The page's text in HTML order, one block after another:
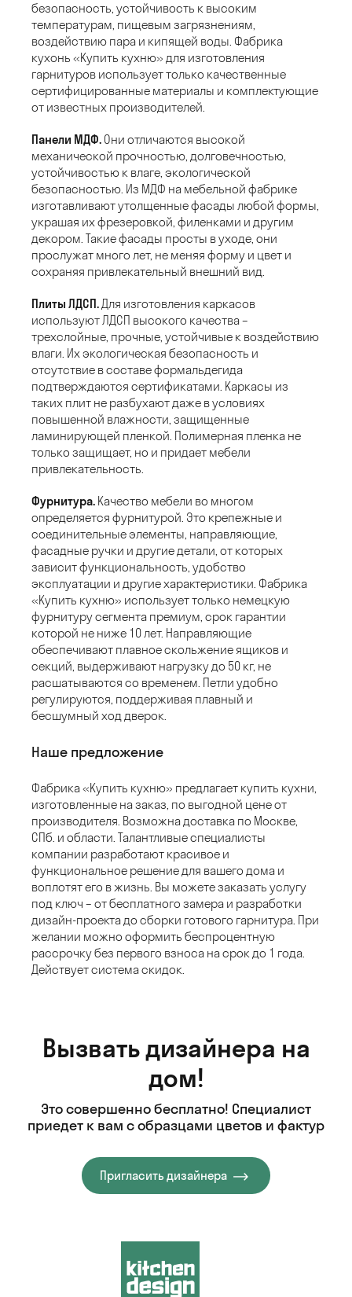
безопасность, устойчивость к высоким
температурам, пищевым загрязнениям,
воздействию пара и кипящей воды. Фабрика
кухонь «Купить кухню» для изготовления
гарнитуров использует только качественные
сертифицированные материалы и комплектующие
от известных производителей.
Панели МДФ. Они отличаются высокой
механической прочностью, долговечностью,
устойчивостью к влаге, экологической
безопасностью. Из МДФ на мебельной фабрике
изготавливают утолщенные фасады любой формы,
украшая их фрезеровкой, филенками и другим
декором. Такие фасады просты в уходе, они
прослужат много лет, не меняя форму и цвет и
сохраняя привлекательный внешний вид.
Плиты ЛДСП.Для изготовления каркасов
используют ЛДСП высокого качества –
трехслойные, прочные, устойчивые к воздействию
влаги. Их экологическая безопасность и
отсутствие в составе формальдегида
подтверждаются сертификатами. Каркасы из
таких плит не разбухают даже в условиях
повышенной влажности, защищенные
ламинирующей пленкой. Полимерная пленка не
только защищает, но и придает мебели
привлекательность.
Фурнитура. Качество мебели во многом
определяется фурнитурой. Это крепежные и
соединительные элементы, направляющие,
фасадные ручки и другие детали, от которых
зависит функциональность, удобство
эксплуатации и другие характеристики. Фабрика
«Купить кухню» использует только немецкую
фурнитуру сегмента премиум, срок гарантии
которой не ниже 10 лет. Направляющие
обеспечивают плавное скольжение ящиков и
секций, выдерживают нагрузку до 50 кг, не
расшатываются со временем. Петли удобно
регулируются, поддерживая плавный и
бесшумный ход дверок.
Наше предложение
Фабрика «Купить кухню» предлагает купить кухни,
изготовленные на заказ, по выгодной цене от
производителя. Возможна доставка по Москве,
СПб. и области. Талантливые специалисты
компании разработают красивое и
функциональное решение для вашего дома и
воплотят его в жизнь. Вы можете заказать услугу
под ключ – от бесплатного замера и разработки
дизайн-проекта до сборки готового гарнитура. При
желании можно оформить беспроцентную
рассрочку без первого взноса на срок до 1 года.
Действует система скидок.
Вызвать дизайнера на
дом!
Это совершенно бесплатно! Специалист
приедет к вам с образцами цветов и фактур
Пригласить дизайнера